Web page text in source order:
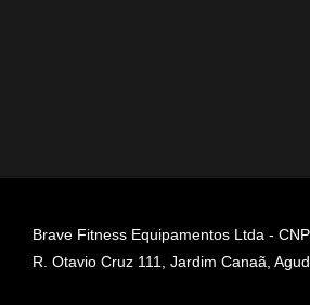
Brave Fitness Equipamentos Ltda -
R. Otavio Cruz 111, Jardim Canaã,